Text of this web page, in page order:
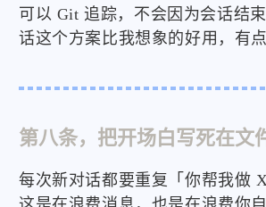
可以 Git 追踪，不会因为会话结
话这个方案比我想象的好用，有点
第八条，把开场白写死在文
每次新对话都要重复「你帮我做